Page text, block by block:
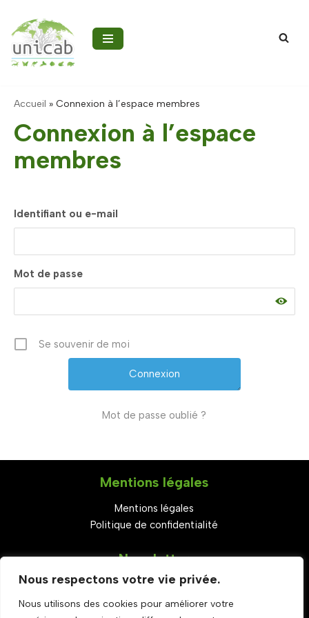
Nous respectons votre vie privée.
Nous utilisons des cookies pour améliorer votre
Aller
au
contenu
Accueil »Connexion à l’espace membres
Connexion à l’espace
membres
Identifiant ou e-mail
Mot de passe
Se souvenir de moi
Mot de passe oublié ?
Mentions légales
Mentions légales
Politique de confidentialité
Newsletter
Set Youtube Channel ID